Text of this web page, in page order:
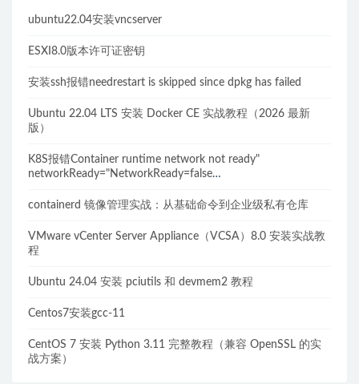
ubuntu22.04安装vncserver
ESXI8.0版本许可证密钥
安装ssh报错needrestart is skipped since dpkg has failed
Ubuntu 22.04 LTS 安装 Docker CE 实战教程（2026 最新
版）
K8S报错Container runtime network not ready"
networkReady="NetworkReady=false
containerd 镜像管理实战：从基础命令到企业级私有仓库
VMware vCenter Server Appliance（VCSA）8.0 安装实战教
程
Ubuntu 24.04 安装 pciutils 和 devmem2 教程
Centos7安装gcc-11
CentOS 7 安装 Python 3.11 完整教程（兼容 OpenSSL 的实
战方案）